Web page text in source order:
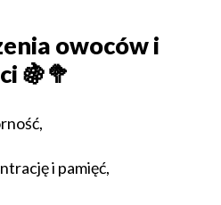
owoców i
🍇🥦
i pamięć,